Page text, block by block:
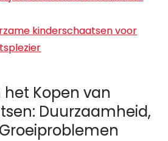
kinderschaatsen voor
Kopen van
Duurzaamheid,